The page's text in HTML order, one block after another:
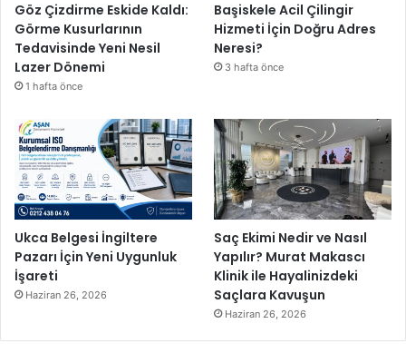
Göz Çizdirme Eskide Kaldı:
Görme Kusurlarının
Tedavisinde Yeni Nesil
Lazer Dönemi
1 hafta önce
Başiskele Acil Çilingir
Hizmeti İçin Doğru Adres
Neresi?
3 hafta önce
Ukca Belgesi İngiltere
Pazarı İçin Yeni Uygunluk
İşareti
Haziran 26, 2026
Saç Ekimi Nedir ve Nasıl
Yapılır? Murat Makascı
Klinik ile Hayalinizdeki
Saçlara Kavuşun
Haziran 26, 2026